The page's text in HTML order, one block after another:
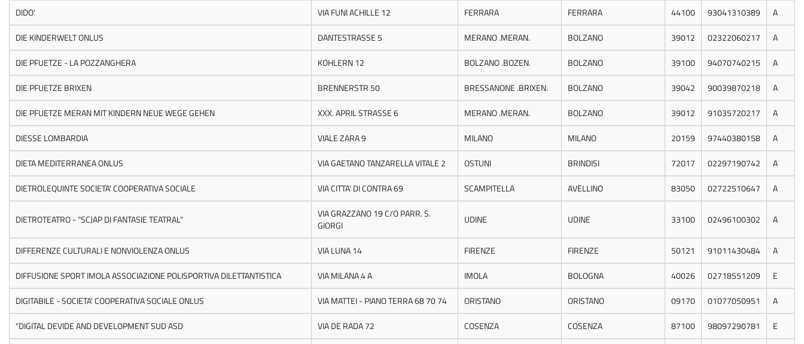
DIDO'
VIA FUNI ACHILLE 12 FERRARA FERRARA 44100 93041310389
A
DIE KINDERWELT ONLUS
DANTESTRASSE 5 MERANO .MERAN. BOLZANO 39012 02322060217
A
DIE PFUETZE - LA POZZANGHERA
KOHLERN 12 BOLZANO .BOZEN. BOLZANO 39100 94070740215
A
DIE PFUETZE BRIXEN
BRENNERSTR 50 BRESSANONE .BRIXEN. BOLZANO 39042 90039870218
A
DIE PFUETZE MERAN MIT KINDERN NEUE WEGE GEHEN
XXX. APRIL STRASSE 6 MERANO .MERAN. BOLZANO 39012 91035720217
A
DIESSE LOMBARDIA
VIALE ZARA 9 MILANO MILANO 20159 97440380158
A
DIETA MEDITERRANEA ONLUS
VIA GAETANO TANZARELLA VITALE 2 OSTUNI BRINDISI 72017 02297190742
A
DIETROLEQUINTE SOCIETA' COOPERATIVA SOCIALE
VIA CITTA' DI CONTRA 69 SCAMPITELLA AVELLINO 83050 02722510647 A
DIETROTEATRO - "SCJAP DI FANTASIE TEATRAL"
VIA GRAZZANO 19 C/O PARR. S.
GIORGI
UDINE UDINE 33100 02496100302 A
DIFFERENZE CULTURALI E NONVIOLENZA ONLUS VIA LUNA 14 FIRENZE FIRENZE 50121 91011430484
A
DIFFUSIONE SPORT IMOLA ASSOCIAZIONE POLISPORTIVA DILETTANTISTICA
VIA MILANA 4 A IMOLA BOLOGNA 40026 02718551209
E
DIGITABILE - SOCIETA' COOPERATIVA SOCIALE ONLUS
VIA MATTEI - PIANO TERRA 68 70 74 ORISTANO ORISTANO 09170 01077050951
A
"DIGITAL DEVIDE AND DEVELOPMENT SUD ASD
VIA DE RADA 72 COSENZA COSENZA 87100 98097290781
E